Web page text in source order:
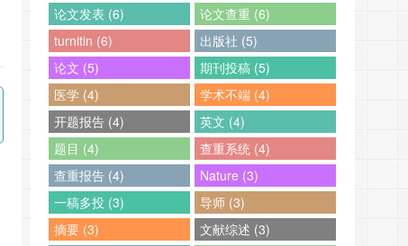
论文发表 (6)
论文查重 (6)
turnitin (6)
出版社 (5)
论文 (5)
期刊投稿 (5)
医学 (4)
学术不端 (4)
开题报告 (4)
英文 (4)
题目 (4)
查重系统 (4)
查重报告 (4)
Nature (3)
一稿多投 (3)
导师 (3)
摘要 (3)
文献综述 (3)